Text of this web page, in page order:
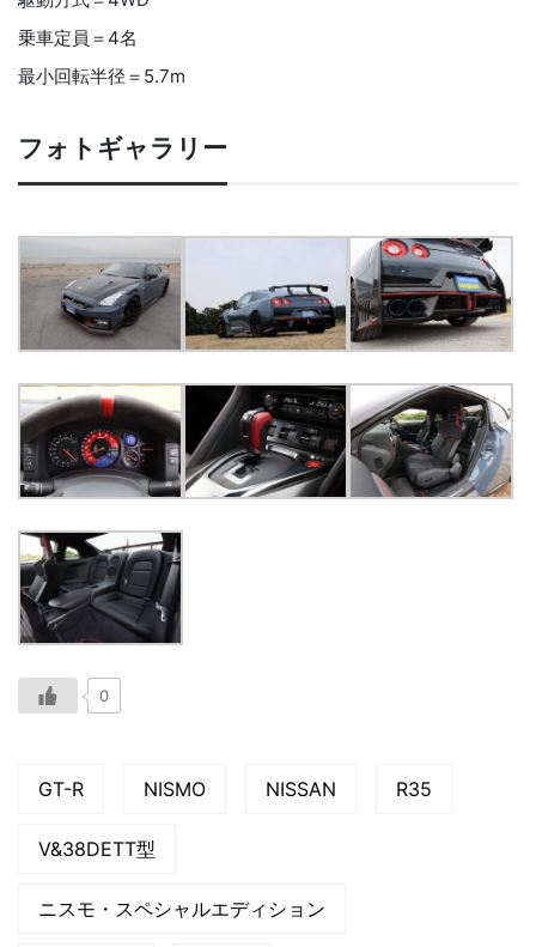
乗車定員＝4名
最小回転半径＝5.7m
フォトギャラリー
0
GT-R NISMO NISSAN R35
V&38DETT型
ニスモ・スペシャルエディション